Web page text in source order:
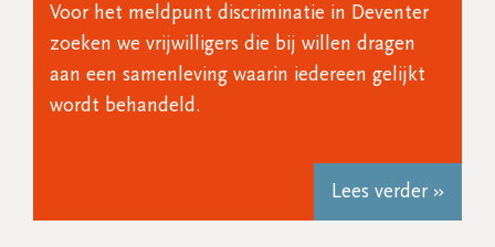
Lees verder »
Voor het meldpunt discriminatie in Deventer
zoeken we vrijwilligers die bij willen dragen
aan een samenleving waarin iedereen gelijkt
wordt behandeld.